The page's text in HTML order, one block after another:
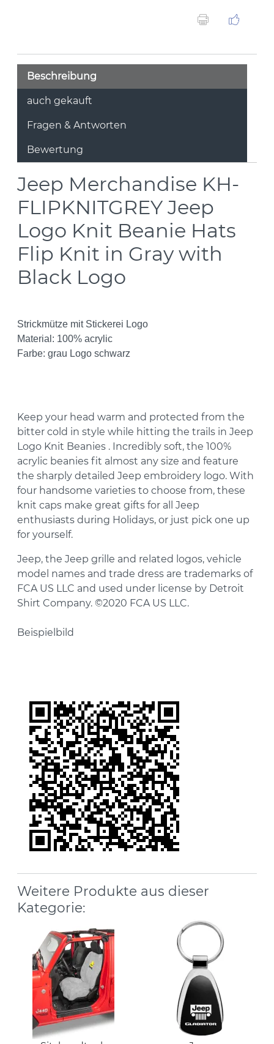
Beschreibung
auch gekauft
Fragen & Antworten
Bewertung
Jeep Merchandise KH-
FLIPKNITGREY Jeep
Logo Knit Beanie Hats
Flip Knit in Gray with
Black Logo
Strickmütze mit Stickerei Logo
Material: 100% acrylic
Farbe: grau Logo schwarz
Keep your head warm and protected from the
bitter cold in style while hitting the trails in Jeep
Logo Knit Beanies . Incredibly soft, the 100%
acrylic beanies fit almost any size and feature
the sharply detailed Jeep embroidery logo. With
four handsome varieties to choose from, these
knit caps make great gifts for all Jeep
enthusiasts during Holidays, or just pick one up
for yourself.
Jeep, the Jeep grille and related logos, vehicle
model names and trade dress are trademarks of
FCA US LLC and used under license by Detroit
Shirt Company. ©2020 FCA US LLC.
Beispielbild
Weitere Produkte aus dieser
Kategorie: